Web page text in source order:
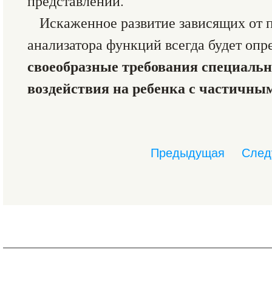
Искаженное развитие зависящих от
анализатора функций всегда будет
своеобразные требования
воздействия на ребенка с
Предыдущая